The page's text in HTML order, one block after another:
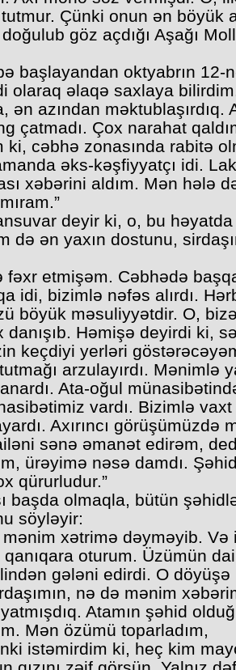
Çünki onun ən böyük
göz açdığı Aşağı
başlayandan oktyabrın 12-
olaraq əlaqə saxlaya
ən azından məktublaşırdıq.
çatmadı. Çox narahat
ki, cəbhə zonasında rabitə
əks-kəşfiyyatçı idi.
xəbərini aldım. Mən hələ
deyir ki, o, bu
də ən yaxın dostunu,
fəxr etmişəm. Cəbhədə
idi, bizimlə nəfəs alırdı.
böyük məsuliyyətdir. O,
danışıb. Həmişə deyirdi ki,
keçdiyi yerləri
arzulayırdı. Mənimlə
Ata-oğul
vardı. Bizimlə vaxt
Axırıncı görüşümüzdə
sənə əmanət edirəm,
ürəyimə nəsə damdı.
qürurludur.”
başda olmaqla, bütün
söyləyir:
mənim xətrimə dəyməyib. Və
oturum. Üzümün
gələni edirdi. O döyüşə
nə də mənim
Atamın şəhid
Mən özümü toparladım,
istəmirdim ki, heç kim